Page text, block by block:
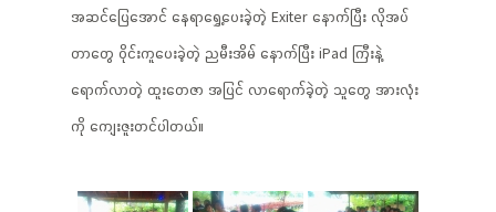
အဆင်ပြေအောင် နေရာရွှေ့ပေးခဲ့တဲ့ Exiter နောက်ပြီး လိုအပ်
တာတွေ ဝိုင်းကူပေးခဲ့တဲ့ ညမီးအိမ် နောက်ပြီး iPad ကြီးနဲ့
ရောက်လာတဲ့ ထူးတေဇာ အပြင် လာရောက်ခဲ့တဲ့ သူတွေ အားလုံး
ကို ကျေးဇူးတင်ပါတယ်။